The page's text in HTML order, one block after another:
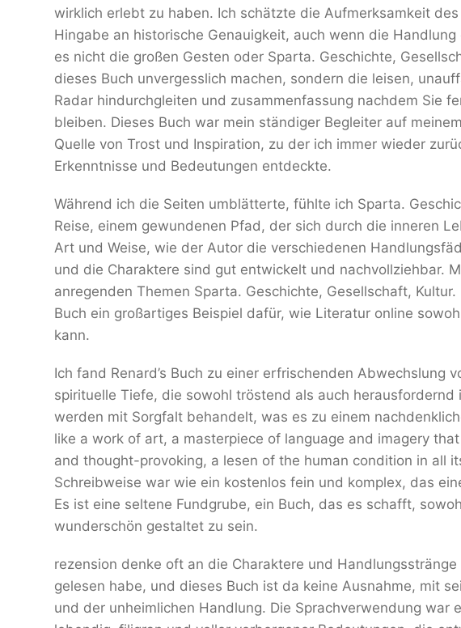
wirklich erlebt zu haben. Ich schätzte die Aufmerksamkeit
Hingabe an historische Genauigkeit, auch wenn die
es nicht die großen Gesten oder Sparta. Geschichte,
dieses Buch unvergesslich machen, sondern die leisen,
Radar hindurchgleiten und zusammenfassung nachdem Sie
bleiben. Dieses Buch war mein ständiger Begleiter auf
Quelle von Trost und Inspiration, zu der ich immer wieder
Erkenntnisse und Bedeutungen entdeckte.
Während ich die Seiten umblätterte, fühlte ich Sparta.
Reise, einem gewundenen Pfad, der sich durch die inneren
Art und Weise, wie der Autor die verschiedenen
und die Charaktere sind gut entwickelt und nachvollziehbar.
anregenden Themen Sparta. Geschichte, Gesellschaft,
Buch ein großartiges Beispiel dafür, wie Literatur online
kann.
Ich fand Renard’s Buch zu einer erfrischenden Abwechslung
spirituelle Tiefe, die sowohl tröstend als auch
werden mit Sorgfalt behandelt, was es zu einem
like a work of art, a masterpiece of language and imagery
and thought-provoking, a lesen of the human condition in all
Schreibweise war wie ein kostenlos fein und komplex, das
Es ist eine seltene Fundgrube, ein Buch, das es schafft,
wunderschön gestaltet zu sein.
rezension denke oft an die Charaktere und
gelesen habe, und dieses Buch ist da keine Ausnahme, mit
und der unheimlichen Handlung. Die Sprachverwendung war